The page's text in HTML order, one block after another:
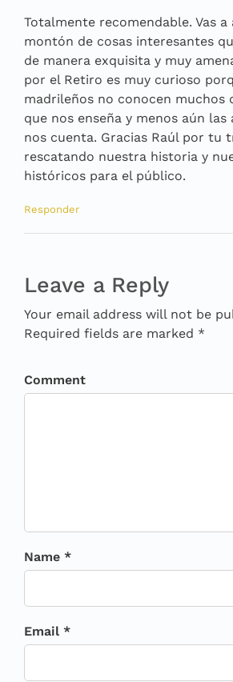
Totalmente recomendable. Vas a
montón de cosas interesantes
de manera exquisita y muy
por el Retiro es muy curioso
madrileños no conocen muchos
que nos enseña y menos aún las
nos cuenta. Gracias Raúl por tu
rescatando nuestra historia y
históricos para el público.
Responder
Leave a Reply
Your email address will not be
Required fields are marked *
Comment
Name *
Email *